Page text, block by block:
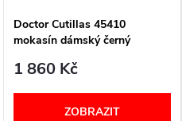
Doctor Cutillas 45410
mokasín dámský černý
1 860 Kč
ZOBRAZIT